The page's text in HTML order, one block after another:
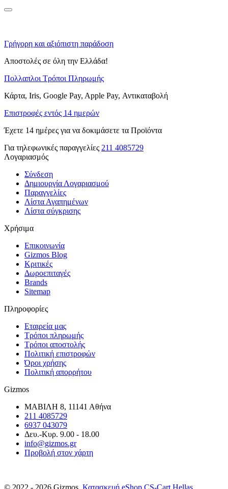
Γρήγορη και αξιόπιστη παράδοση
Αποστολές σε όλη την Ελλάδα!
Πολλαπλοι Τρόποι Πληρωμής
Κάρτα, Iris, Google Pay, Apple Pay, Αντικαταβολή
Επιστροφές εντός 14 ημερών
Έχετε 14 ημέρες για να δοκιμάσετε τα Προϊόντα
Για τηλεφωνικές παραγγελίες 211 4085729
Λογαριασμός
Σύνδεση
Δημιουργία Λογαριασμού
Παραγγελίες
Λίστα Αγαπημένων
Λίστα σύγκρισης
Χρήσιμα
Επικοινωνία
Gizmos Blog
Κριτικές
Δωροεπιταγές
Brands
Sitemap
Πληροφορίες
Εταιρεία μας
Τρόποι πληρωμής
Τρόποι αποστολής
Πολιτική επιστροφών
Όροι χρήσης
Πολιτική απορρήτου
Gizmos
ΜΑΒΙΛΗ 8, 11141 Αθήνα
211 4085729
6937 043079
Δευ.-Κυρ. 9.00 - 18.00
info@gizmos.gr
Προβολή στον χάρτη
© 2022 - 2026 Gizmos. Κατασκευή eShop CS-Cart Hellas